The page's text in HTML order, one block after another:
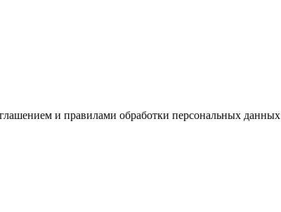
и правилами обработки персональных данных